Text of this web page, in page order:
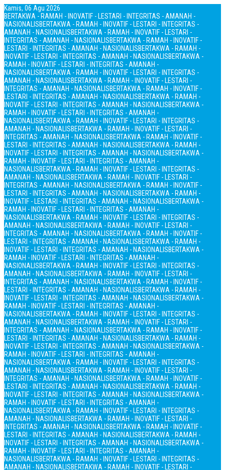
Kamis, 06 Agu 2026
BERTAKWA - RAMAH - INOVATIF - LESTARI - INTEGRITAS - AMANAH -
NASIONALISBERTAKWA - RAMAH - INOVATIF - LESTARI - INTEGRITAS -
AMANAH - NASIONALISBERTAKWA - RAMAH - INOVATIF - LESTARI -
INTEGRITAS - AMANAH - NASIONALISBERTAKWA - RAMAH - INOVATIF -
LESTARI - INTEGRITAS - AMANAH - NASIONALISBERTAKWA - RAMAH -
INOVATIF - LESTARI - INTEGRITAS - AMANAH - NASIONALISBERTAKWA -
RAMAH - INOVATIF - LESTARI - INTEGRITAS - AMANAH -
NASIONALISBERTAKWA - RAMAH - INOVATIF - LESTARI - INTEGRITAS -
AMANAH - NASIONALISBERTAKWA - RAMAH - INOVATIF - LESTARI -
INTEGRITAS - AMANAH - NASIONALISBERTAKWA - RAMAH - INOVATIF -
LESTARI - INTEGRITAS - AMANAH - NASIONALISBERTAKWA - RAMAH -
INOVATIF - LESTARI - INTEGRITAS - AMANAH - NASIONALISBERTAKWA -
RAMAH - INOVATIF - LESTARI - INTEGRITAS - AMANAH -
NASIONALISBERTAKWA - RAMAH - INOVATIF - LESTARI - INTEGRITAS -
AMANAH - NASIONALISBERTAKWA - RAMAH - INOVATIF - LESTARI -
INTEGRITAS - AMANAH - NASIONALISBERTAKWA - RAMAH - INOVATIF -
LESTARI - INTEGRITAS - AMANAH - NASIONALISBERTAKWA - RAMAH -
INOVATIF - LESTARI - INTEGRITAS - AMANAH - NASIONALISBERTAKWA -
RAMAH - INOVATIF - LESTARI - INTEGRITAS - AMANAH -
NASIONALISBERTAKWA - RAMAH - INOVATIF - LESTARI - INTEGRITAS -
AMANAH - NASIONALISBERTAKWA - RAMAH - INOVATIF - LESTARI -
INTEGRITAS - AMANAH - NASIONALISBERTAKWA - RAMAH - INOVATIF -
LESTARI - INTEGRITAS - AMANAH - NASIONALISBERTAKWA - RAMAH -
INOVATIF - LESTARI - INTEGRITAS - AMANAH - NASIONALISBERTAKWA -
RAMAH - INOVATIF - LESTARI - INTEGRITAS - AMANAH -
NASIONALISBERTAKWA - RAMAH - INOVATIF - LESTARI - INTEGRITAS -
AMANAH - NASIONALISBERTAKWA - RAMAH - INOVATIF - LESTARI -
INTEGRITAS - AMANAH - NASIONALISBERTAKWA - RAMAH - INOVATIF -
LESTARI - INTEGRITAS - AMANAH - NASIONALISBERTAKWA - RAMAH -
INOVATIF - LESTARI - INTEGRITAS - AMANAH - NASIONALISBERTAKWA -
RAMAH - INOVATIF - LESTARI - INTEGRITAS - AMANAH -
NASIONALISBERTAKWA - RAMAH - INOVATIF - LESTARI - INTEGRITAS -
AMANAH - NASIONALISBERTAKWA - RAMAH - INOVATIF - LESTARI -
INTEGRITAS - AMANAH - NASIONALISBERTAKWA - RAMAH - INOVATIF -
LESTARI - INTEGRITAS - AMANAH - NASIONALISBERTAKWA - RAMAH -
INOVATIF - LESTARI - INTEGRITAS - AMANAH - NASIONALISBERTAKWA -
RAMAH - INOVATIF - LESTARI - INTEGRITAS - AMANAH -
NASIONALISBERTAKWA - RAMAH - INOVATIF - LESTARI - INTEGRITAS -
AMANAH - NASIONALISBERTAKWA - RAMAH - INOVATIF - LESTARI -
INTEGRITAS - AMANAH - NASIONALISBERTAKWA - RAMAH - INOVATIF -
LESTARI - INTEGRITAS - AMANAH - NASIONALISBERTAKWA - RAMAH -
INOVATIF - LESTARI - INTEGRITAS - AMANAH - NASIONALISBERTAKWA -
RAMAH - INOVATIF - LESTARI - INTEGRITAS - AMANAH -
NASIONALISBERTAKWA - RAMAH - INOVATIF - LESTARI - INTEGRITAS -
AMANAH - NASIONALISBERTAKWA - RAMAH - INOVATIF - LESTARI -
INTEGRITAS - AMANAH - NASIONALISBERTAKWA - RAMAH - INOVATIF -
LESTARI - INTEGRITAS - AMANAH - NASIONALISBERTAKWA - RAMAH -
INOVATIF - LESTARI - INTEGRITAS - AMANAH - NASIONALISBERTAKWA -
RAMAH - INOVATIF - LESTARI - INTEGRITAS - AMANAH -
NASIONALISBERTAKWA - RAMAH - INOVATIF - LESTARI - INTEGRITAS -
AMANAH - NASIONALISBERTAKWA - RAMAH - INOVATIF - LESTARI -
INTEGRITAS - AMANAH - NASIONALISBERTAKWA - RAMAH - INOVATIF -
LESTARI - INTEGRITAS - AMANAH - NASIONALISBERTAKWA - RAMAH -
INOVATIF - LESTARI - INTEGRITAS - AMANAH - NASIONALISBERTAKWA -
RAMAH - INOVATIF - LESTARI - INTEGRITAS - AMANAH -
NASIONALISBERTAKWA - RAMAH - INOVATIF - LESTARI - INTEGRITAS -
AMANAH - NASIONALISBERTAKWA - RAMAH - INOVATIF - LESTARI -